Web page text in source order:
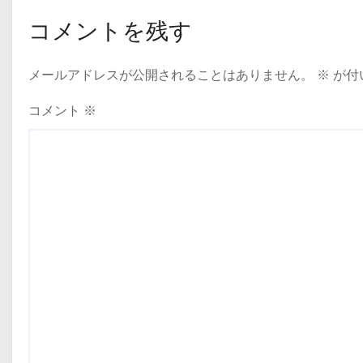
ー
シ
ョ
コメントを残す
メールアドレスが公開されることはありません。 ※ が付
コメント ※